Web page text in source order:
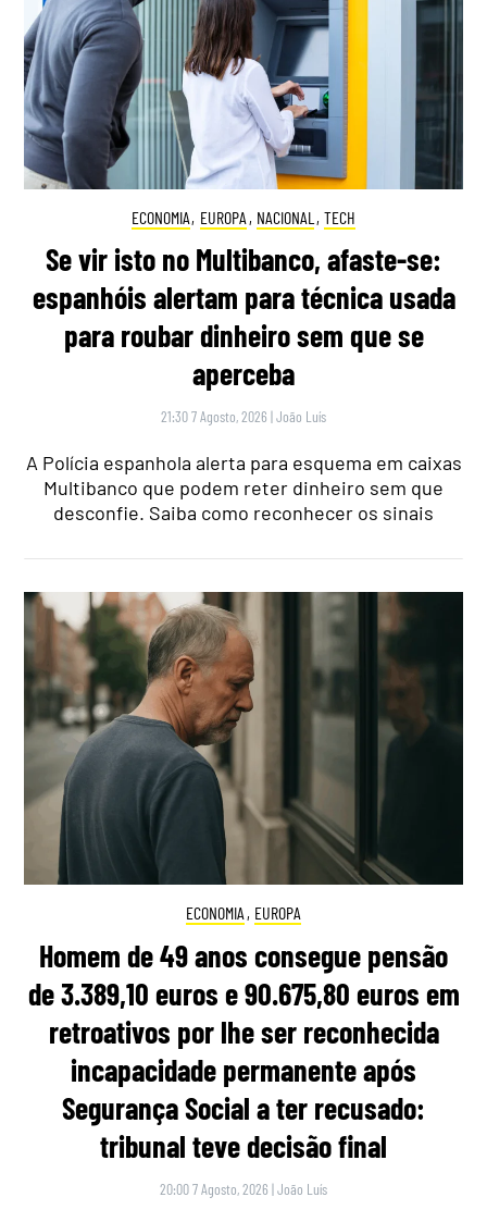
ECONOMIA, EUROPA , NACIONAL , TECH
Se vir isto no Multibanco, afaste-se:
espanhóis alertam para técnica usada
para roubar dinheiro sem que se
aperceba
21:30 7 Agosto, 2026 |João Luís
A Polícia espanhola alerta para esquema em caixas
Multibanco que podem reter dinheiro sem que
desconfie. Saiba como reconhecer os sinais
ECONOMIA , EUROPA
Homem de 49 anos consegue pensão
de 3.389,10 euros e 90.675,80 euros em
retroativos por lhe ser reconhecida
incapacidade permanente após
Segurança Social a ter recusado:
tribunal teve decisão final
20:00 7 Agosto, 2026 |João Luís